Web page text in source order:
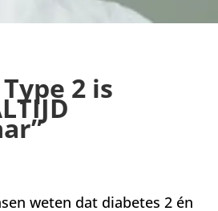
2 is
weten dat diabetes 2 én